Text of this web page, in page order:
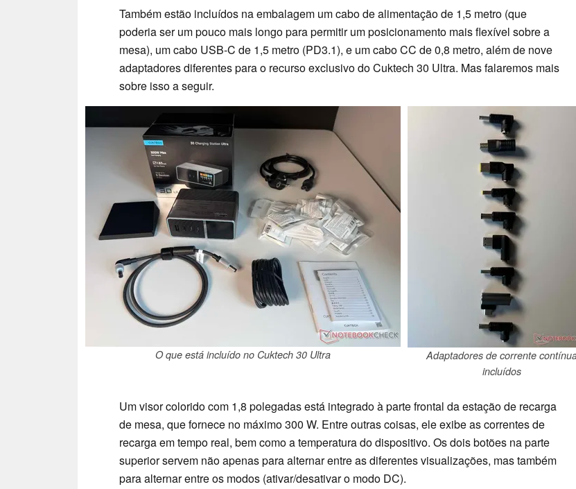
Também estão incluídos na embalagem um cabo de alimentação de 1,5 metro (que
poderia ser um pouco mais longo para permitir um posicionamento mais flexível sobre a
mesa), um cabo USB-C de 1,5 metro (PD3.1), e um cabo CC de 0,8 metro, além de nove
adaptadores diferentes para o recurso exclusivo do Cuktech 30 Ultra. Mas falaremos mais
sobre isso a seguir.
O que está incluído no Cuktech 30 Ultra
Adaptadores de corrente
incluídos
Um visor colorido com 1,8 polegadas está integrado à parte frontal da estação de recarga
de mesa, que fornece no máximo 300 W. Entre outras coisas, ele exibe as correntes de
recarga em tempo real, bem como a temperatura do dispositivo. Os dois botões na parte
superior servem não apenas para alternar entre as diferentes visualizações, mas também
para alternar entre os modos (ativar/desativar o modo DC).